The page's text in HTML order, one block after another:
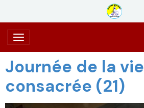
Journée de la vie
consacrée (21)